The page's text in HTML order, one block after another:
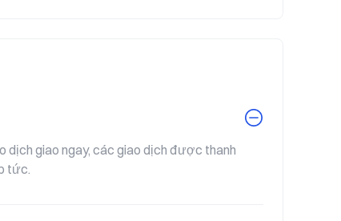
dịch giao ngay, các giao dịch được thanh
tức.